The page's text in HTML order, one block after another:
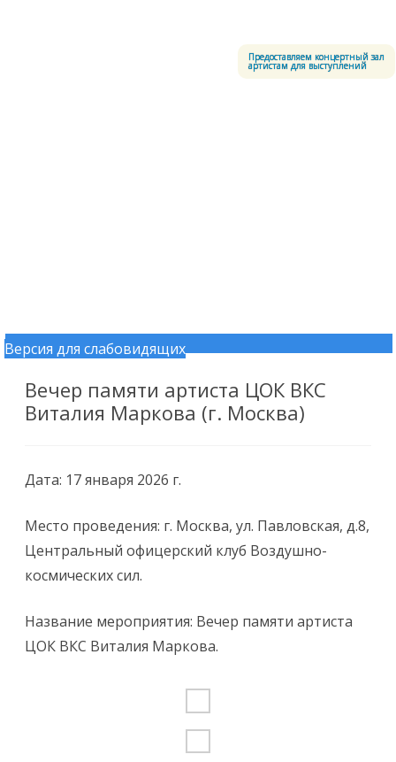
Версия для слабовидящих
Предоставляем концертный зал
артистам для выступлений
Перейти к содержимому
Вечер памяти артиста ЦОК ВКС
Виталия Маркова (г. Москва)
Дата: 17 января 2026 г.
Место проведения: г. Москва, ул. Павловская, д.8,
Центральный офицерский клуб Воздушно-
космических сил.
Название мероприятия: Вечер памяти артиста
ЦОК ВКС Виталия Маркова.